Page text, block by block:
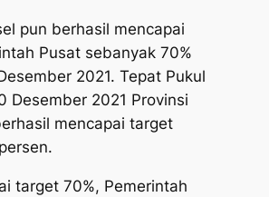
pun berhasil mencapai
Pusat sebanyak 70%
2021. Tepat Pukul
Desember 2021 Provinsi
mencapai target
target 70%, Pemerintah